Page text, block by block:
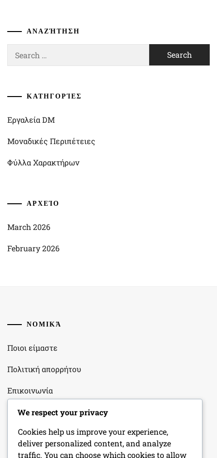
ΑΝΑΖΉΤΗΣΗ
for:
ΚΑΤΗΓΟΡΊΕΣ
Εργαλεία DM
Μοναδικές Περιπέτειες
Φύλλα Χαρακτήρων
ΑΡΧΕΊΟ
March 2026
February 2026
ΝΟΜΙΚΆ
Ποιοι είμαστε
Πολιτική απορρήτου
Επικοινωνία
Προτιμήσεις cookies
Όροι και προϋποθέσεις
We respect your privacy
Cookies help us improve your experience,
deliver personalized content, and analyze
traffic. You can choose which cookies to allow